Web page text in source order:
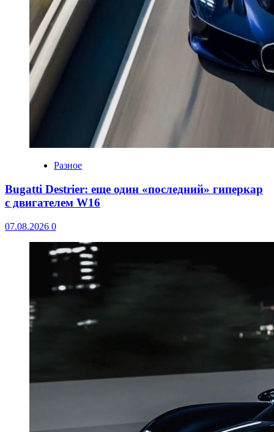
Разное
Bugatti Destrier: еще один «последний» гиперкар
с двигателем W16
07.08.2026 0